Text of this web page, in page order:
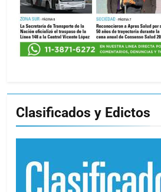
Clasificados y Edictos